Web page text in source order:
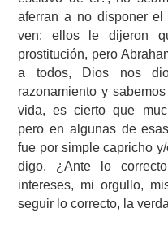
aferran a no disponer
ven; ellos le dijeron
prostitución, pero
a todos, Dios nos
razonamiento y
vida, es cierto que
pero en algunas de
fue por simple capricho
digo, ¿Ante lo
intereses, mi orgullo,
seguir lo correcto, la